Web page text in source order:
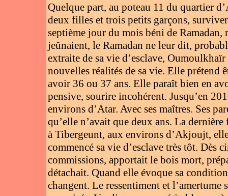
Quelque part, au poteau 11 du quartier
deux filles et trois petits garçons,
septième jour du mois béni de
jeûnaient, le Ramadan ne leur dit,
extraite de sa vie d’esclave,
nouvelles réalités de sa vie. Elle prétend
avoir 36 ou 37 ans. Elle paraît bien en
pensive, sourire incohérent. Jusqu’en
environs d’Atar. Avec ses maîtres. Ses
qu’elle n’avait que deux ans. La
à Tibergeunt, aux environs d’Akjoujt,
commencé sa vie d’esclave très tôt. Dès
commissions, apportait le bois mort,
détachait. Quand elle évoque sa
changent. Le ressentiment et l’amertume